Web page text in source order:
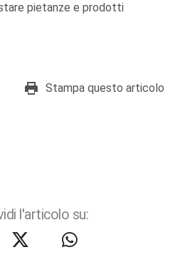
pietanze e prodotti
Stampa questo articolo
l'articolo su: